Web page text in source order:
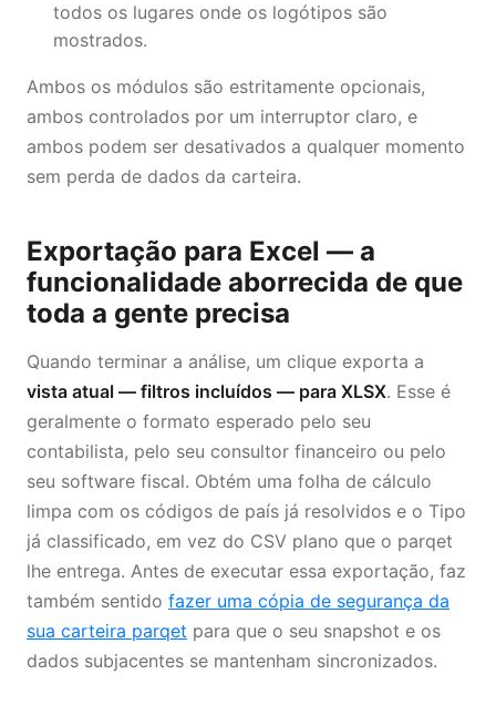
todos os lugares onde os logótipos são
mostrados.
Ambos os módulos são estritamente opcionais,
ambos controlados por um interruptor claro, e
ambos podem ser desativados a qualquer momento
sem perda de dados da carteira.
Exportação para Excel — a
funcionalidade aborrecida de que
toda a gente precisa
Quando terminar a análise, um clique exporta a
vista atual — filtros incluídos — para XLSX. Esse é
geralmente o formato esperado pelo seu
contabilista, pelo seu consultor financeiro ou pelo
seu software fiscal. Obtém uma folha de cálculo
limpa com os códigos de país já resolvidos e o Tipo
já classificado, em vez do CSV plano que o parqet
lhe entrega. Antes de executar essa exportação, faz
também sentido fazer uma cópia de segurança da
sua carteira parqet para que o seu snapshot e os
dados subjacentes se mantenham sincronizados.